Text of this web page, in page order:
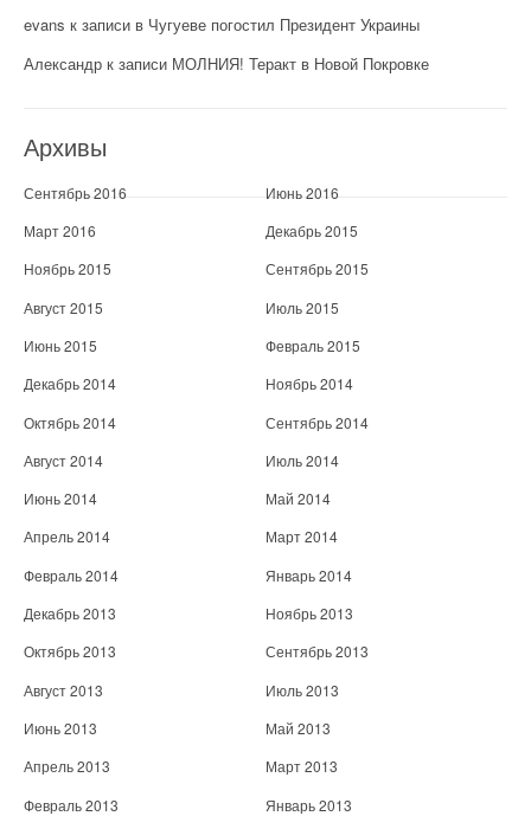
evans к записи в Чугуеве погостил Президент Украины
Александр к записи МОЛНИЯ! Теракт в Новой Покровке
Архивы
Сентябрь 2016
Июнь 2016
Март 2016
Декабрь 2015
Ноябрь 2015
Сентябрь 2015
Август 2015
Июль 2015
Июнь 2015
Февраль 2015
Декабрь 2014
Ноябрь 2014
Октябрь 2014
Сентябрь 2014
Август 2014
Июль 2014
Июнь 2014
Май 2014
Апрель 2014
Март 2014
Февраль 2014
Январь 2014
Декабрь 2013
Ноябрь 2013
Октябрь 2013
Сентябрь 2013
Август 2013
Июль 2013
Июнь 2013
Май 2013
Апрель 2013
Март 2013
Февраль 2013
Январь 2013